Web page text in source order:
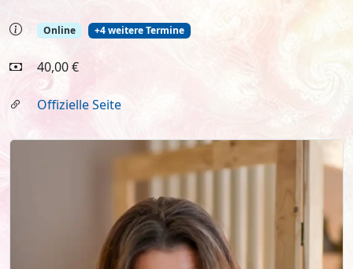
Online +4 weitere Termine
40,00 €
Offizielle Seite